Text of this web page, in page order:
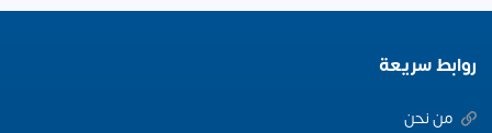
روابط سريعة
من نحن